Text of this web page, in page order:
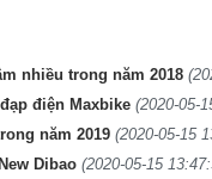
nhiều trong năm 2018
điện Maxbike (2020-05-
năm 2019 (2020-05-15
Dibao (2020-05-15